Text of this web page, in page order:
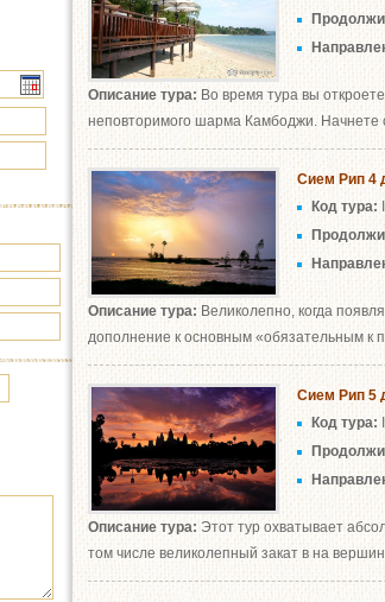
Описание тура: Во время тура вы
неповторимого шарма Камбоджи. Начнете
Сием Рип 4
Код тура:
Описание тура:Великолепно, когда
дополнение к основным «обязательным к
Сием Рип 5
Код тура:
Описание тура: Этот тур охватывает
том числе великолепный закат в на